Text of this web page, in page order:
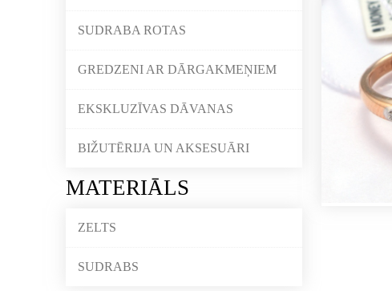
SUDRABA ROTAS
GREDZENI AR DĀRGAKMEŅIEM
EKSKLUZĪVAS DĀVANAS
BIŽUTĒRIJA UN AKSESUĀRI
MATERIĀLS
ZELTS
SUDRABS